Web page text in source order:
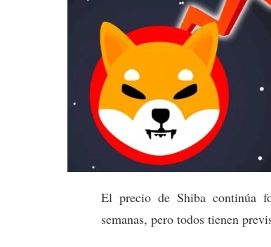
El precio de Shiba continúa
semanas, pero todos tienen